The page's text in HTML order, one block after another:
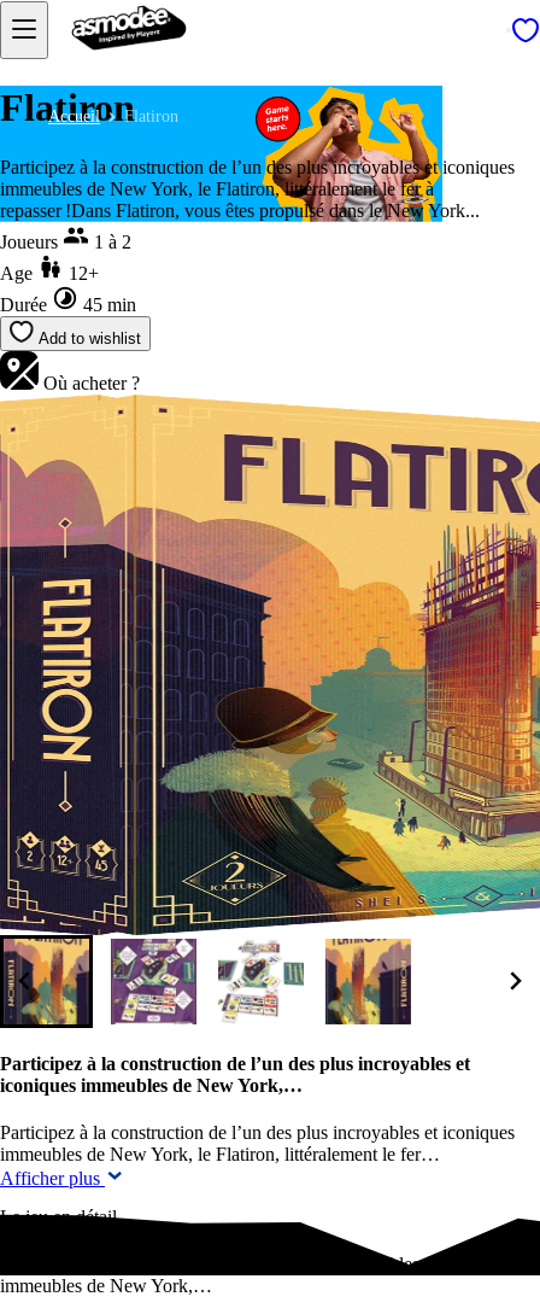
Accueil Flatiron
Flatiron
Participez à la construction de l’un des plus incroyables et iconiques
immeubles de New York, le Flatiron, littéralement le fer à
repasser !Dans Flatiron, vous êtes propulsé dans le New York...
Joueurs
1 à 2
Age
12+
Durée
45 min
Add to wishlist
Où acheter ?
Participez à la construction de l’un des plus incroyables et
iconiques immeubles de New York,…
Participez à la construction de l’un des plus incroyables et iconiques
immeubles de New York, le Flatiron, littéralement le fer…
Afficher plus
Le jeu en détail
Participez à la construction de l’un des plus incroyables et iconiques
immeubles de New York,…